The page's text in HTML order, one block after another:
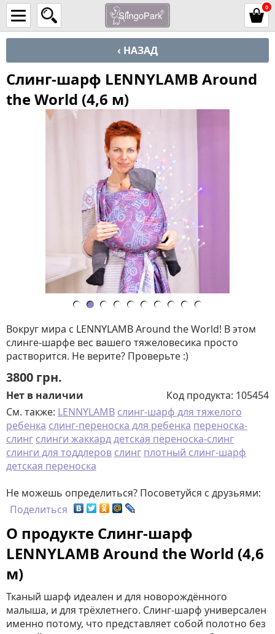
0
‹ НАЗАД
Слинг-шарф LENNYLAMB Around
the World (4,6 м)
Вокруг мира с LENNYLAMB Around the World! В этом
слинге-шарфе вес вашего тяжеловесика просто
растворится. Не верите? Проверьте :)
3800 грн.
Нет в наличии Код продукта: 105454
См. также: LENNYLAMB слинг-шарф для тяжелого
ребенка слинг-переноска для ребенка переноска-
слинг слинги жаккарддетская переноска-слинг
слинги для тоддлеров слинг плотный слинг-шарф
детская переноска
Не можешь определиться? Посоветуйся с друзьями:
Поделиться
О продукте Слинг-шарф
LENNYLAMB Around the World (4,6
м)
Тканый шарф идеален и для новорождённого
малыша, и для трёхлетнего. Слинг-шарф универсален
именно потому, что представляет собой полотно без